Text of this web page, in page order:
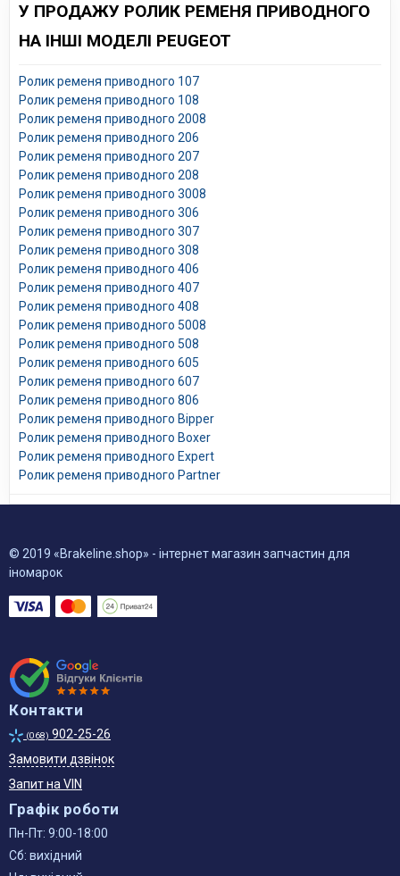
У ПРОДАЖУ РОЛИК РЕМЕНЯ ПРИВОДНОГО
НА ІНШІ МОДЕЛІ PEUGEOT
Ролик ременя приводного 107
Ролик ременя приводного 108
Ролик ременя приводного 2008
Ролик ременя приводного 206
Ролик ременя приводного 207
Ролик ременя приводного 208
Ролик ременя приводного 3008
Ролик ременя приводного 306
Ролик ременя приводного 307
Ролик ременя приводного 308
Ролик ременя приводного 406
Ролик ременя приводного 407
Ролик ременя приводного 408
Ролик ременя приводного 5008
Ролик ременя приводного 508
Ролик ременя приводного 605
Ролик ременя приводного 607
Ролик ременя приводного 806
Ролик ременя приводного Bipper
Ролик ременя приводного Boxer
Ролик ременя приводного Expert
Ролик ременя приводного Partner
© 2019 «Brakeline.shop» - інтернет магазин запчастин для
іномарок
Контакти
(068) 902-25-26
Замовити дзвінок
Запит на VIN
Графік роботи
Пн-Пт: 9:00-18:00
Сб: вихідний